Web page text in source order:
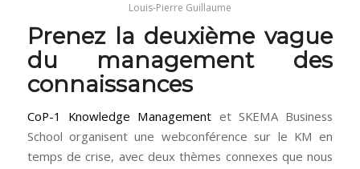
Louis-Pierre Guillaume
Prenez la deuxième vague
du management des
connaissances
CoP-1 Knowledge Management et SKEMA Business
School organisent une webconférence sur le KM en
temps de crise, avec deux thèmes connexes que nous